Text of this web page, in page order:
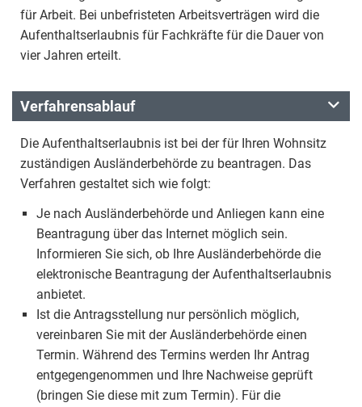
für Arbeit. Bei unbefristeten Arbeitsverträgen wird die
Aufenthaltserlaubnis für Fachkräfte für die Dauer von
vier Jahren erteilt.
Verfahrensablauf
Die Aufenthaltserlaubnis ist bei der für Ihren Wohnsitz
zuständigen Ausländerbehörde zu beantragen. Das
Verfahren gestaltet sich wie folgt:
Je nach Ausländerbehörde und Anliegen kann eine
Beantragung über das Internet möglich sein.
Informieren Sie sich, ob Ihre Ausländerbehörde die
elektronische Beantragung der Aufenthaltserlaubnis
anbietet.
Ist die Antragsstellung nur persönlich möglich,
vereinbaren Sie mit der Ausländerbehörde einen
Termin. Während des Termins werden Ihr Antrag
entgegengenommen und Ihre Nachweise geprüft
(bringen Sie diese mit zum Termin). Für die